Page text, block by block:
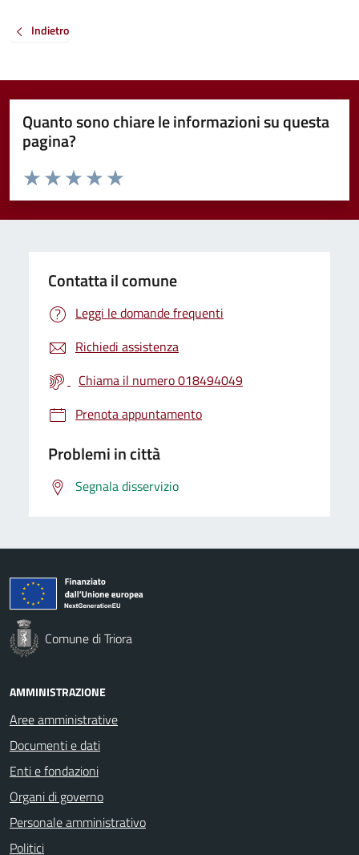
Indietro
Quanto sono chiare le informazioni su questa
pagina?
Valuta da 1 a 5 stelle la pagina
Valuta 5 stelle su 5
Valuta 4 stelle su 5
Valuta 3 stelle su 5
Valuta 2 stelle su 5
Valuta 1 stelle su 5
Contatta il comune
Leggi le domande frequenti
Richiedi assistenza
Chiama il numero 018494049
Prenota appuntamento
Problemi in città
Segnala disservizio
Comune di Triora
AMMINISTRAZIONE
Aree amministrative
Documenti e dati
Enti e fondazioni
Organi di governo
Personale amministrativo
Politici